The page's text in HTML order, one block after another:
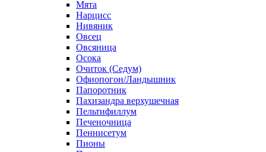
Мята
Нарцисс
Нивяник
Овсец
Овсяница
Осока
Очиток (Седум)
Офиопогон/Ландышник
Папоротник
Пахизандра верхушечная
Пельтифиллум
Печеночница
Пеннисетум
Пионы